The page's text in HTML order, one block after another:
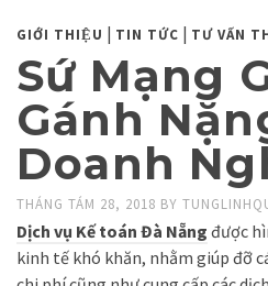
GIỚI THIỆU | TIN TỨC | TƯ VẤN
Sứ Mạng
Gánh
Doanh
THÁNG TÁM 28, 2018 BY
Dịch vụ Kế toán Đà Nẵng được
kinh tế khó khăn, nhằm giúp đỡ